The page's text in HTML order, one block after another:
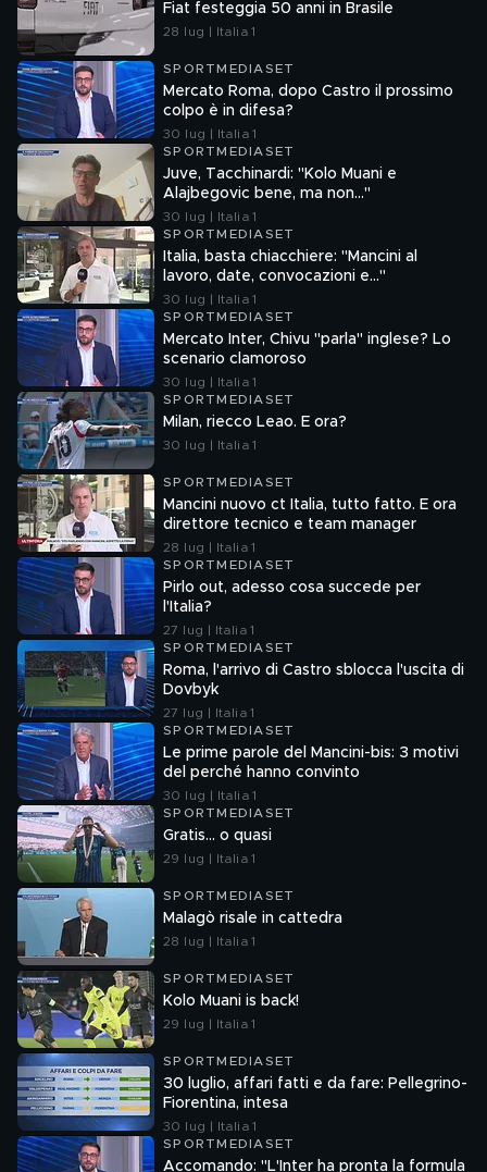
Fiat festeggia 50 anni in Brasile
28 lug | Italia 1
SPORTMEDIASET
Mercato Roma, dopo Castro il prossimo
colpo è in difesa?
30 lug | Italia 1
SPORTMEDIASET
Juve, Tacchinardi: "Kolo Muani e
Alajbegovic bene, ma non..."
30 lug | Italia 1
SPORTMEDIASET
Italia, basta chiacchiere: "Mancini al
lavoro, date, convocazioni e…"
30 lug | Italia 1
SPORTMEDIASET
Mercato Inter, Chivu "parla" inglese? Lo
scenario clamoroso
30 lug | Italia 1
SPORTMEDIASET
Milan, riecco Leao. E ora?
30 lug | Italia 1
SPORTMEDIASET
Mancini nuovo ct Italia, tutto fatto. E ora
direttore tecnico e team manager
28 lug | Italia 1
SPORTMEDIASET
Pirlo out, adesso cosa succede per
l'Italia?
27 lug | Italia 1
SPORTMEDIASET
Roma, l'arrivo di Castro sblocca l'uscita di
Dovbyk
27 lug | Italia 1
SPORTMEDIASET
Le prime parole del Mancini-bis: 3 motivi
del perché hanno convinto
30 lug | Italia 1
SPORTMEDIASET
Gratis... o quasi
29 lug | Italia 1
SPORTMEDIASET
Malagò risale in cattedra
28 lug | Italia 1
SPORTMEDIASET
Kolo Muani is back!
29 lug | Italia 1
SPORTMEDIASET
30 luglio, affari fatti e da fare: Pellegrino-
Fiorentina, intesa
30 lug | Italia 1
SPORTMEDIASET
Accomando: "L'Inter ha pronta la formula